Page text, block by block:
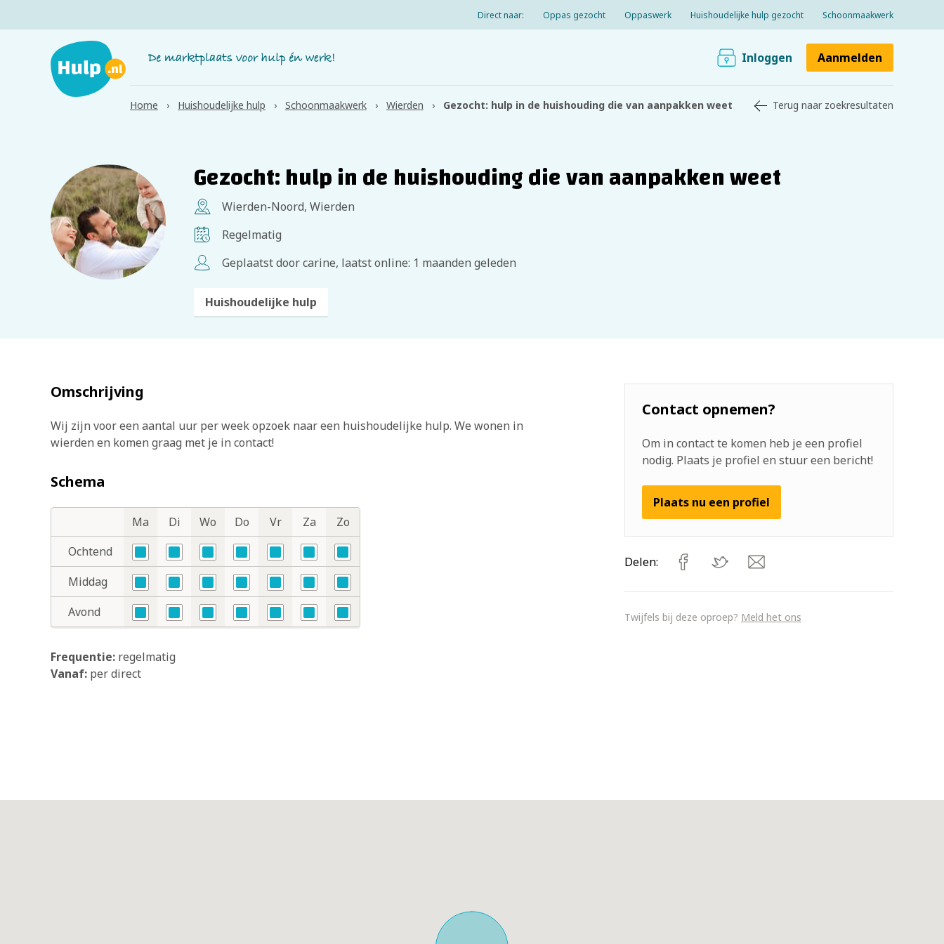
Direct naar: Oppas gezocht Oppaswerk Huishoudelijke hulp gezocht Schoonmaakwerk
Inloggen Aanmelden
Home Huishoudelijke hulp Schoonmaakwerk Wierden Gezocht: hulp in de huishouding die van aanpakken weet Terug naar zoekresultaten
Gezocht: hulp in de huishouding die van aanpakken weet
Wierden-Noord, Wierden
Regelmatig
Geplaatst door carine, laatst online: 1 maanden geleden
Huishoudelijke hulp
Omschrijving
Wij zijn voor een aantal uur per week opzoek naar een huishoudelijke hulp. We wonen in
wierden en komen graag met je in contact!
Schema
DagdelenMa Di Wo Do Vr Za
Zo
Ochtend
Nee
Nee Nee Nee Nee Nee
Nee
Middag
Nee
Nee Nee Nee Nee Nee
Nee
Avond
Nee
Nee Nee Nee Nee Nee
Nee
Frequentie: regelmatig
Vanaf: per direct
Contact opnemen?
Om in contact te komen heb je een profiel
nodig. Plaats je profiel en stuur een bericht!
Plaats nu een profiel
Delen:
Twijfels bij deze oproep? Meld het ons